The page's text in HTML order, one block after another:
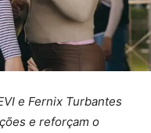
e Fernix Turbantes
e reforçam o